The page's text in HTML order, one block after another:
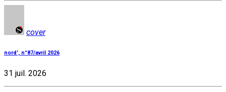
cover
nord', n°87/avril 2026
31 juil. 2026